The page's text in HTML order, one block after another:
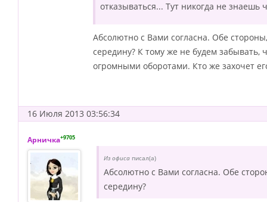
отказываться... Тут никогда не знаешь
Абсолютно с Вами согласна. Обе
середину? К тому же не будем
огромными оборотами. Кто же захочет
16 Июля 2013 03:56:34
Арничка+9705
Из офиса писал(а)
Абсолютно с Вами согласна. Обе
середину?